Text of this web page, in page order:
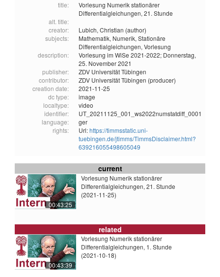
title:
Vorlesung Numerik stationärer
Differentialgleichungen, 21. Stunde
alt. title:
creator:
Lubich, Christian (author)
subjects:
Mathematik, Numerik, Stationäre
Differentialgleichungen, Vorlesung
description:
Vorlesung im WiSe 2021-2022; Donnerstag,
25. November 2021
publisher:
ZDV Universität Tübingen
contributor:
ZDV Universität Tübingen (producer)
creation date:
2021-11-25
dc type:
image
localtype:
video
identifier:
UT_20211125_001_ws2022numstatdiff_0001
language:
ger
rights:
Url:https://timmsstatic.uni-
tuebingen.de/jtimms/TimmsDisclaimer.html?
639216055498605049
current
00:43:25
Vorlesung Numerik stationärer
Differentialgleichungen, 21. Stunde
(2021-11-25)
related
00:43:39
Vorlesung Numerik stationärer
Differentialgleichungen, 1. Stunde
(2021-10-18)